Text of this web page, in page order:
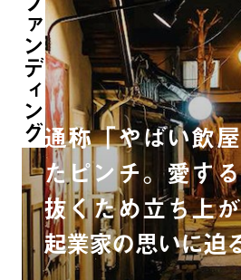
通称「やばい飲
たピンチ。愛す
抜くため立ち上
起業家の思いに迫